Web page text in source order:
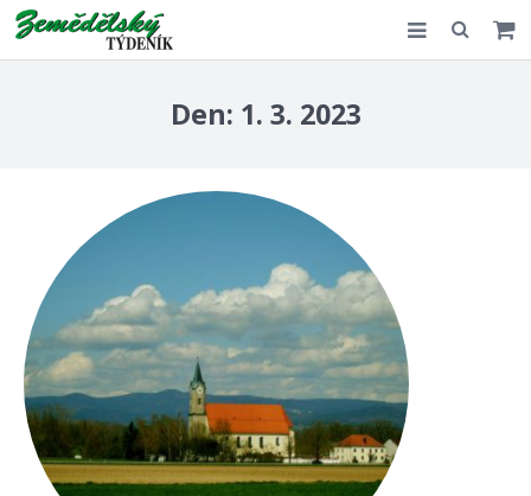
Kontakt
Den: 1. 3. 2023